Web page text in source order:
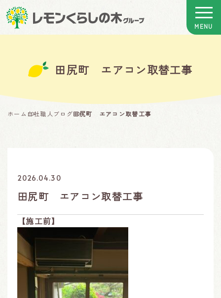
田尻町 エアコン取替工事
ホーム 自社職人ブログ田尻町 エアコン取替工事
2026.04.30
田尻町 エアコン取替工事
【施工前】